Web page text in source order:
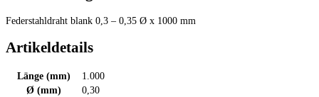
Federstahldraht blank 0,3 – 0,35 Ø x 1000 mm
Artikeldetails
Länge (mm)
1.000
Ø (mm)
0,30